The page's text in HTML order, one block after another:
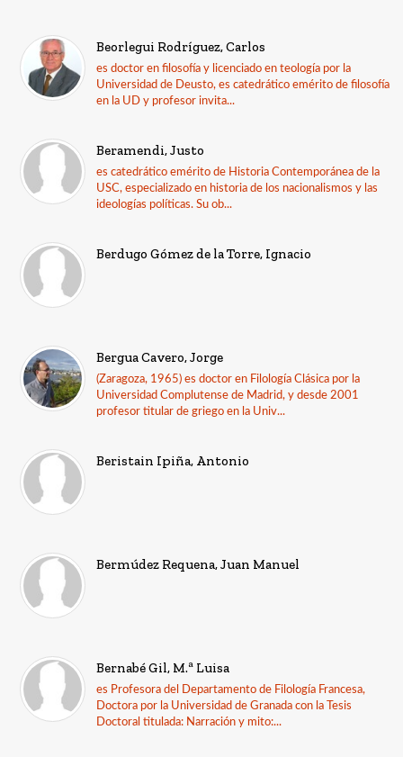
Beorlegui Rodríguez, Carlos
es doctor en filosofía y licenciado en teología por la
Universidad de Deusto, es catedrático emérito de filosofía
en la UD y profesor invita...
Beramendi, Justo
es catedrático emérito de Historia Contemporánea de la
USC, especializado en historia de los nacionalismos y las
ideologías políticas. Su ob...
Berdugo Gómez de la Torre, Ignacio
Bergua Cavero, Jorge
(Zaragoza, 1965) es doctor en Filología Clásica por la
Universidad Complutense de Madrid, y desde 2001
profesor titular de griego en la Univ...
Beristain Ipiña, Antonio
Bermúdez Requena, Juan Manuel
Bernabé Gil, M.ª Luisa
es Profesora del Departamento de Filología Francesa,
Doctora por la Universidad de Granada con la Tesis
Doctoral titulada: Narración y mito:...